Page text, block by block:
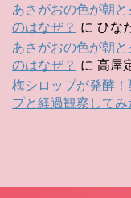
あさがおの色が朝
のはなぜ？ に ひな
あさがおの色が朝
のはなぜ？ に 高屋
梅シロップが発酵
プと経過観察してみ